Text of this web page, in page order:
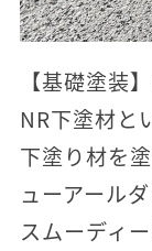
【基礎塗装
NR下塗材と
下塗り材を
ューアール
スムーディ